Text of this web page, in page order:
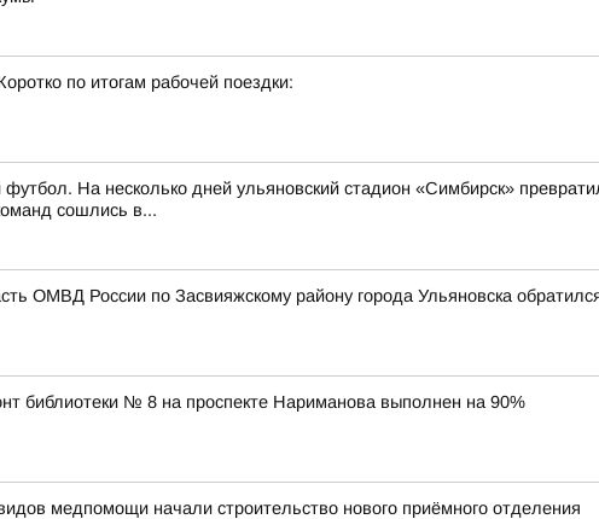
по итогам рабочей поездки:
На несколько дней ульяновский стадион «Симбирск»
сошлись в...
ОМВД России по Засвияжскому району города Ульяновска
библиотеки № 8 на проспекте Нариманова выполнен на 90%
медпомощи начали строительство нового приёмного отделения